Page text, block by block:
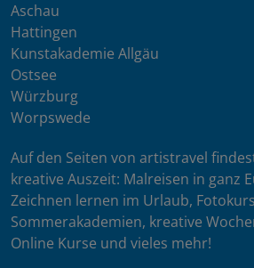
Aschau
Hattingen
Kunstakademie Allgäu
Ostsee
Würzburg
Worpswede
Auf den Seiten von artistravel
kreative Auszeit: Malreisen in ganz
Zeichnen lernen im Urlaub,
Sommerakademien, kreative
Online Kurse und vieles mehr!